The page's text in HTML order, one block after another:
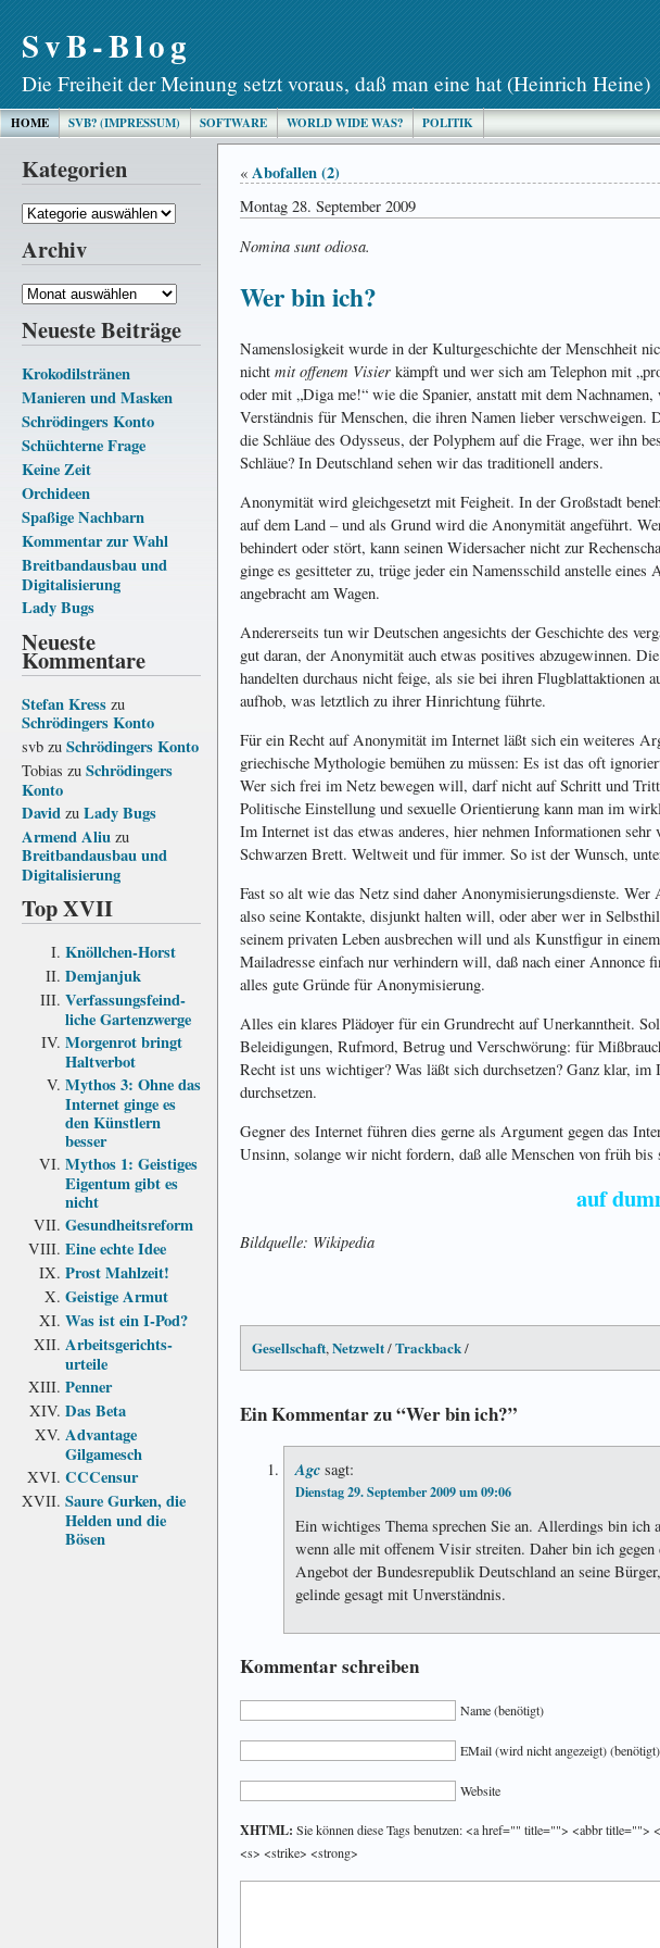
SvB-Blog
Die Freiheit der Meinung setzt voraus, daß man eine hat (Heinrich Heine)
HOME SVB? (IMPRESSUM) SOFTWARE WORLD WIDE WAS? POLITIK
Kategorien
Kategorien
Archiv
Archiv
Neueste Beiträge
Krokodilstränen
Manieren und Masken
Schrödingers Konto
Schüchterne Frage
Keine Zeit
Orchideen
Spaßige Nachbarn
Kommentar zur Wahl
Breitbandausbau und
Digitalisierung
Lady Bugs
Neueste
Kommentare
Stefan Kress zu
Schrödingers Konto
svb zu Schrödingers Konto
Tobias zu Schrödingers
Konto
David zu Lady Bugs
Armend Aliu zu
Breitbandausbau und
Digitalisierung
Top XVII
Knöllchen-Horst
Demjanjuk
Verfassungs­feind­
liche Garten­zwerge
Morgenrot bringt
Haltverbot
Mythos 3: Ohne das
Internet ginge es
den Künstlern
besser
Mythos 1: Geistiges
Eigentum gibt es
nicht
Gesundheits­reform
Eine echte Idee
Prost Mahlzeit!
Geistige Armut
Was ist ein I-Pod?
Arbeits­gerichts­
urteile
Penner
Das Beta
Advantage
Gilgamesch
CCCensur
Saure Gurken, die
Helden und die
Bösen
« Abofallen (2)
Montag 28. September 2009
Nomina sunt odiosa.
Wer bin ich?
Namenslosigkeit wurde in der Kulturgeschichte der Menschheit
nicht mit offenem Visier kämpft und wer sich am Telephon mit
oder mit „Diga me!“ wie die Spanier, anstatt mit dem
Verständnis für Menschen, die ihren Namen lieber verschweigen.
die Schläue des Odysseus, der Polyphem auf die Frage, wer ihn
Schläue? In Deutschland sehen wir das traditionell anders.
Anonymität wird gleichgesetzt mit Feigheit. In der Großstadt
auf dem Land – und als Grund wird die Anonymität angeführt.
behindert oder stört, kann seinen Widersacher nicht zur
ginge es gesitteter zu, trüge jeder ein Namensschild anstelle eines
angebracht am Wagen.
Andererseits tun wir Deutschen angesichts der Geschichte des
gut daran, der Anonymität auch etwas positives abzugewinnen.
handelten durchaus nicht feige, als sie bei ihren Flugblattaktionen
aufhob, was letztlich zu ihrer Hinrichtung führte.
Für ein Recht auf Anonymität im Internet läßt sich ein weiteres
griechische Mythologie bemühen zu müssen: Es ist das oft
Wer sich frei im Netz bewegen will, darf nicht auf Schritt und
Politische Einstellung und sexuelle Orientierung kann man im
Im Internet ist das etwas anderes, hier nehmen Informationen
Schwarzen Brett. Weltweit und für immer. So ist der Wunsch,
Fast so alt wie das Netz sind daher Anonymisierungsdienste.
also seine Kontakte, disjunkt halten will, oder aber wer in
seinem privaten Leben ausbrechen will und als Kunstfigur in
Mailadresse einfach nur verhindern will, daß nach einer Annonce
alles gute Gründe für Anonymisierung.
Alles ein klares Plädoyer für ein Grundrecht auf Unerkanntheit.
Beleidigungen, Rufmord, Betrug und Verschwörung: für
Recht ist uns wichtiger? Was läßt sich durchsetzen? Ganz klar,
durchsetzen.
Gegner des Internet führen dies gerne als Argument gegen das
Unsinn, solange wir nicht fordern, daß alle Menschen von früh
auf
Bildquelle: Wikipedia
Gesellschaft,Netzwelt/Trackback/
Ein Kommentar zu “Wer bin ich?”
Agc sagt:
Dienstag 29. September 2009 um 09:06
Ein wichtiges Thema sprechen Sie an. Allerdings bin ich
wenn alle mit offenem Visir streiten. Daher bin ich
Angebot der Bundesrepublik Deutschland an seine
gelinde gesagt mit Unverständnis.
Kommentar schreiben
Name (benötigt)
EMail (wird nicht angezeigt) (benötigt)
Website
XHTML: Sie können diese Tags benutzen: <a href="" title=""> <abbr
<s> <strike> <strong>